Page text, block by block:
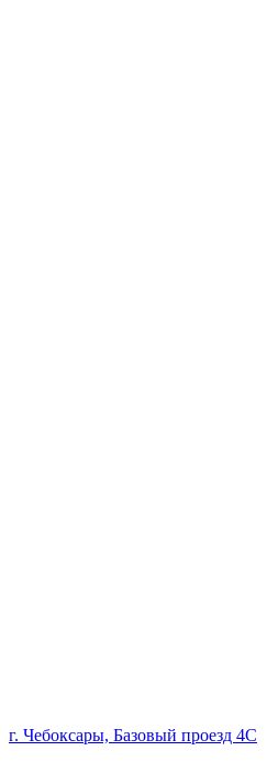
г. Чебоксары, Базовый проезд 4С